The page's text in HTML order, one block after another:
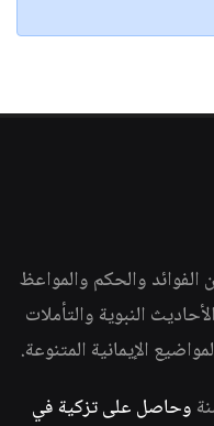
والحكم والمواعظ
النبوية والتأملات
الإيمانية المتنوعة.
وحاصل على تزكية في